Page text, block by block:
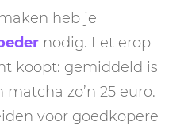
heb je
nodig. Let erop
koopt: gemiddeld is
zo’n 25 euro.
voor goedkopere